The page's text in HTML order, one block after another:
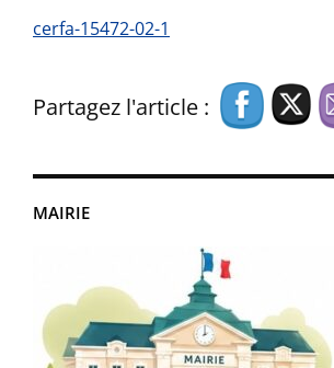
MAIRIE
cerfa-15472-02-1
Partagez l'article :